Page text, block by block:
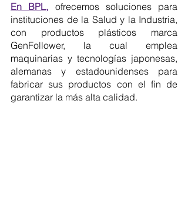
En BPL, ofrecemos soluciones para
instituciones de la Salud y la Industria,
con productos plásticos marca
GenFollower, la cual emplea
maquinarias y tecnologías japonesas,
alemanas y estadounidenses para
fabricar sus productos con el fin de
garantizar la más alta calidad.